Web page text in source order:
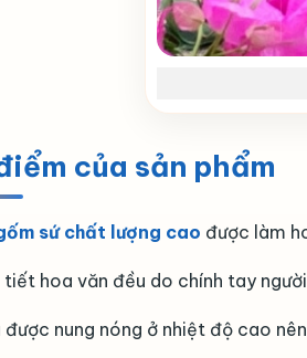
của sản phẩm
sứ chất lượng cao được làm
tiết hoa văn đều do chính tay
được nung nóng ở nhiệt độ cao